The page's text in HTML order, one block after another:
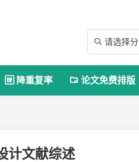
 请选择
 降重复率  论文免费排版
计文献综述